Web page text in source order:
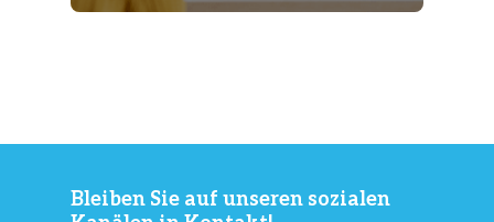
Bleiben Sie auf unseren sozialen